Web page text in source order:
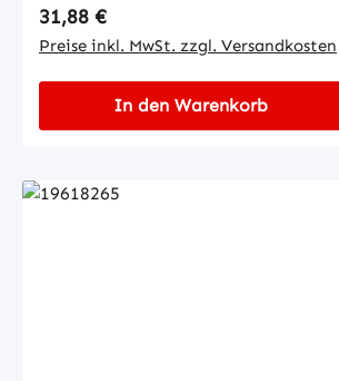
Regulärer Preis:
31,88 €
Preise inkl. MwSt. zzgl. Versandkosten
In den Warenkorb